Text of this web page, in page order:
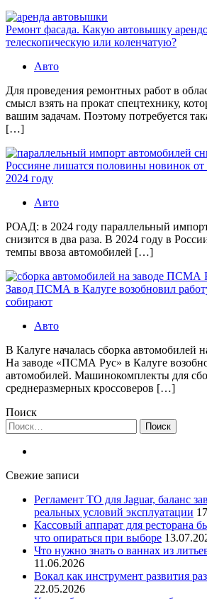
Ремонт фасада. Какую автовышку
телескопическую или коленчатую?
Авто
Для проведения ремонтных работ в
смысл взять на прокат спецтехнику,
вашим задачам. Поэтому потребуется
[…]
Россияне лишатся половины новинок
2024 году
Авто
РОАД: в 2024 году параллельный
снизится в два раза. В 2024 году в
темпы ввоза автомобилей […]
Завод ПСМА в Калуге возобновил
собирают
Авто
В Калуге началась сборка автомобилей
На заводе «ПСМА Рус» в Калуге
автомобилей. Машинокомплекты для
среднеразмерных кроссоверов […]
Поиск
Найти:
Свежие записи
Регламент ТО для Jaguar, баланс
реальных условий эксплуатации
Кассовый аппарат для ресторана
что опираться при выборе
Что нужно знать о ваннах из
11.06.2026
Вокал как инструмент развития
22.05.2026